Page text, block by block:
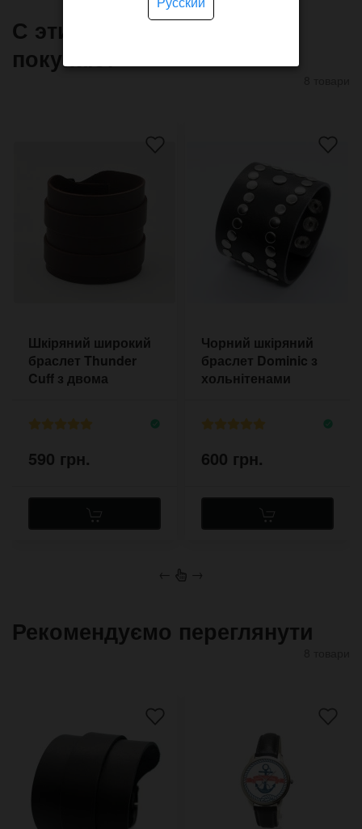
С этим товаром часто
покупают
Шкіряний широкий
браслет Thunder
Cuff з двома
590 грн.
Чорний шкіряний
браслет Dominic з
хольнітенами
600 грн.
← →
Рекомендуємо переглянути